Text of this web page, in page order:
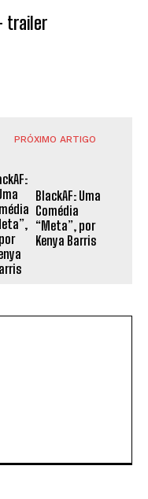
trailer
PRÓXIMO ARTIGO
BlackAF: Uma
Comédia
“Meta”, por
Kenya Barris